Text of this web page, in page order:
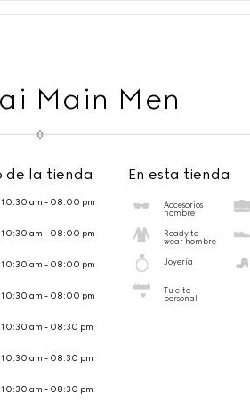
Main Men
de la tienda
10:30 am - 08:00 pm
10:30 am - 08:00 pm
10:30 am - 08:00 pm
10:30 am - 08:00 pm
10:30 am - 08:30 pm
10:30 am - 08:30 pm
10:30 am - 08:30 pm
En esta tienda
Accesorios
hombre
Ready to
wear hombre
Joyería
Tu cita
personal